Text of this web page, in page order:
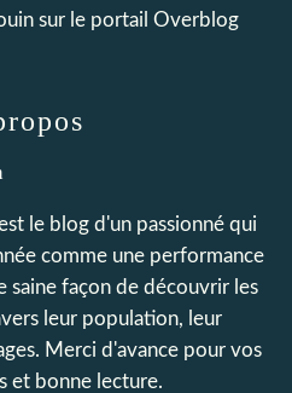
sur le portail Overblog
le blog d'un passionné qui
comme une performance
saine façon de découvrir les
leur population, leur
Merci d'avance pour vos
et bonne lecture.